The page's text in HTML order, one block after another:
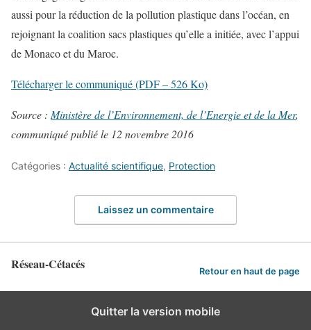
aussi pour la réduction de la pollution plastique dans l’océan, en
rejoignant la coalition sacs plastiques qu’elle a initiée, avec l’appui
de Monaco et du Maroc.
Télécharger le communiqué (PDF – 526 Ko)
Source :Ministère de l’Environnement, de l’Energie et de la Mer,
communiqué publié le 12 novembre 2016
Catégories : Actualité scientifique, Protection
Laissez un commentaire
Réseau-Cétacés Retour en haut de page
Quitter la version mobile